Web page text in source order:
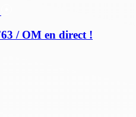
/ OM en direct !